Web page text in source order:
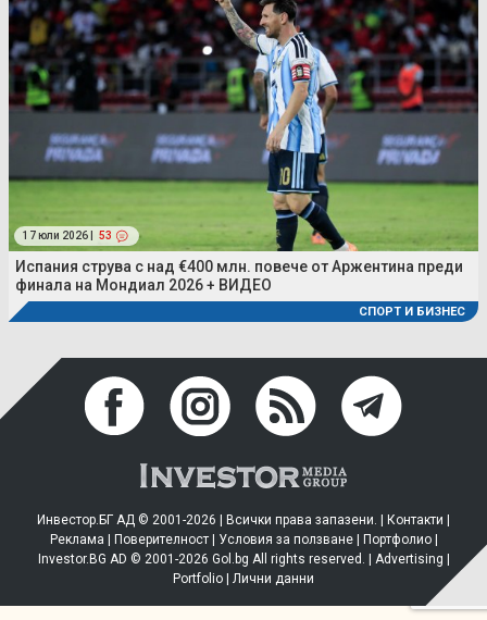
17 юли 2026 | 53
Испания струва с над €400 млн. повече от Аржентина преди
финала на Мондиал 2026 + ВИДЕО
СПОРТ И БИЗНЕС
Инвестор.БГ АД © 2001-2026 | Всички права запазени. | Контакти
Реклама
Поверителност| Условия за ползване| Портфолио|
Investor.BG AD © 2001-2026 Gol.bg All rights reserved. | Advertising
Portfolio
Лични данни